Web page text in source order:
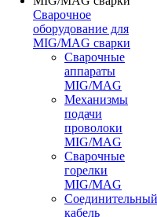
Сварочное
оборудование для
MIG/MAG сварки
Сварочные
аппараты
MIG/MAG
Механизмы
подачи
проволоки
MIG/MAG
Сварочные
горелки
MIG/MAG
Соединительный
кабель